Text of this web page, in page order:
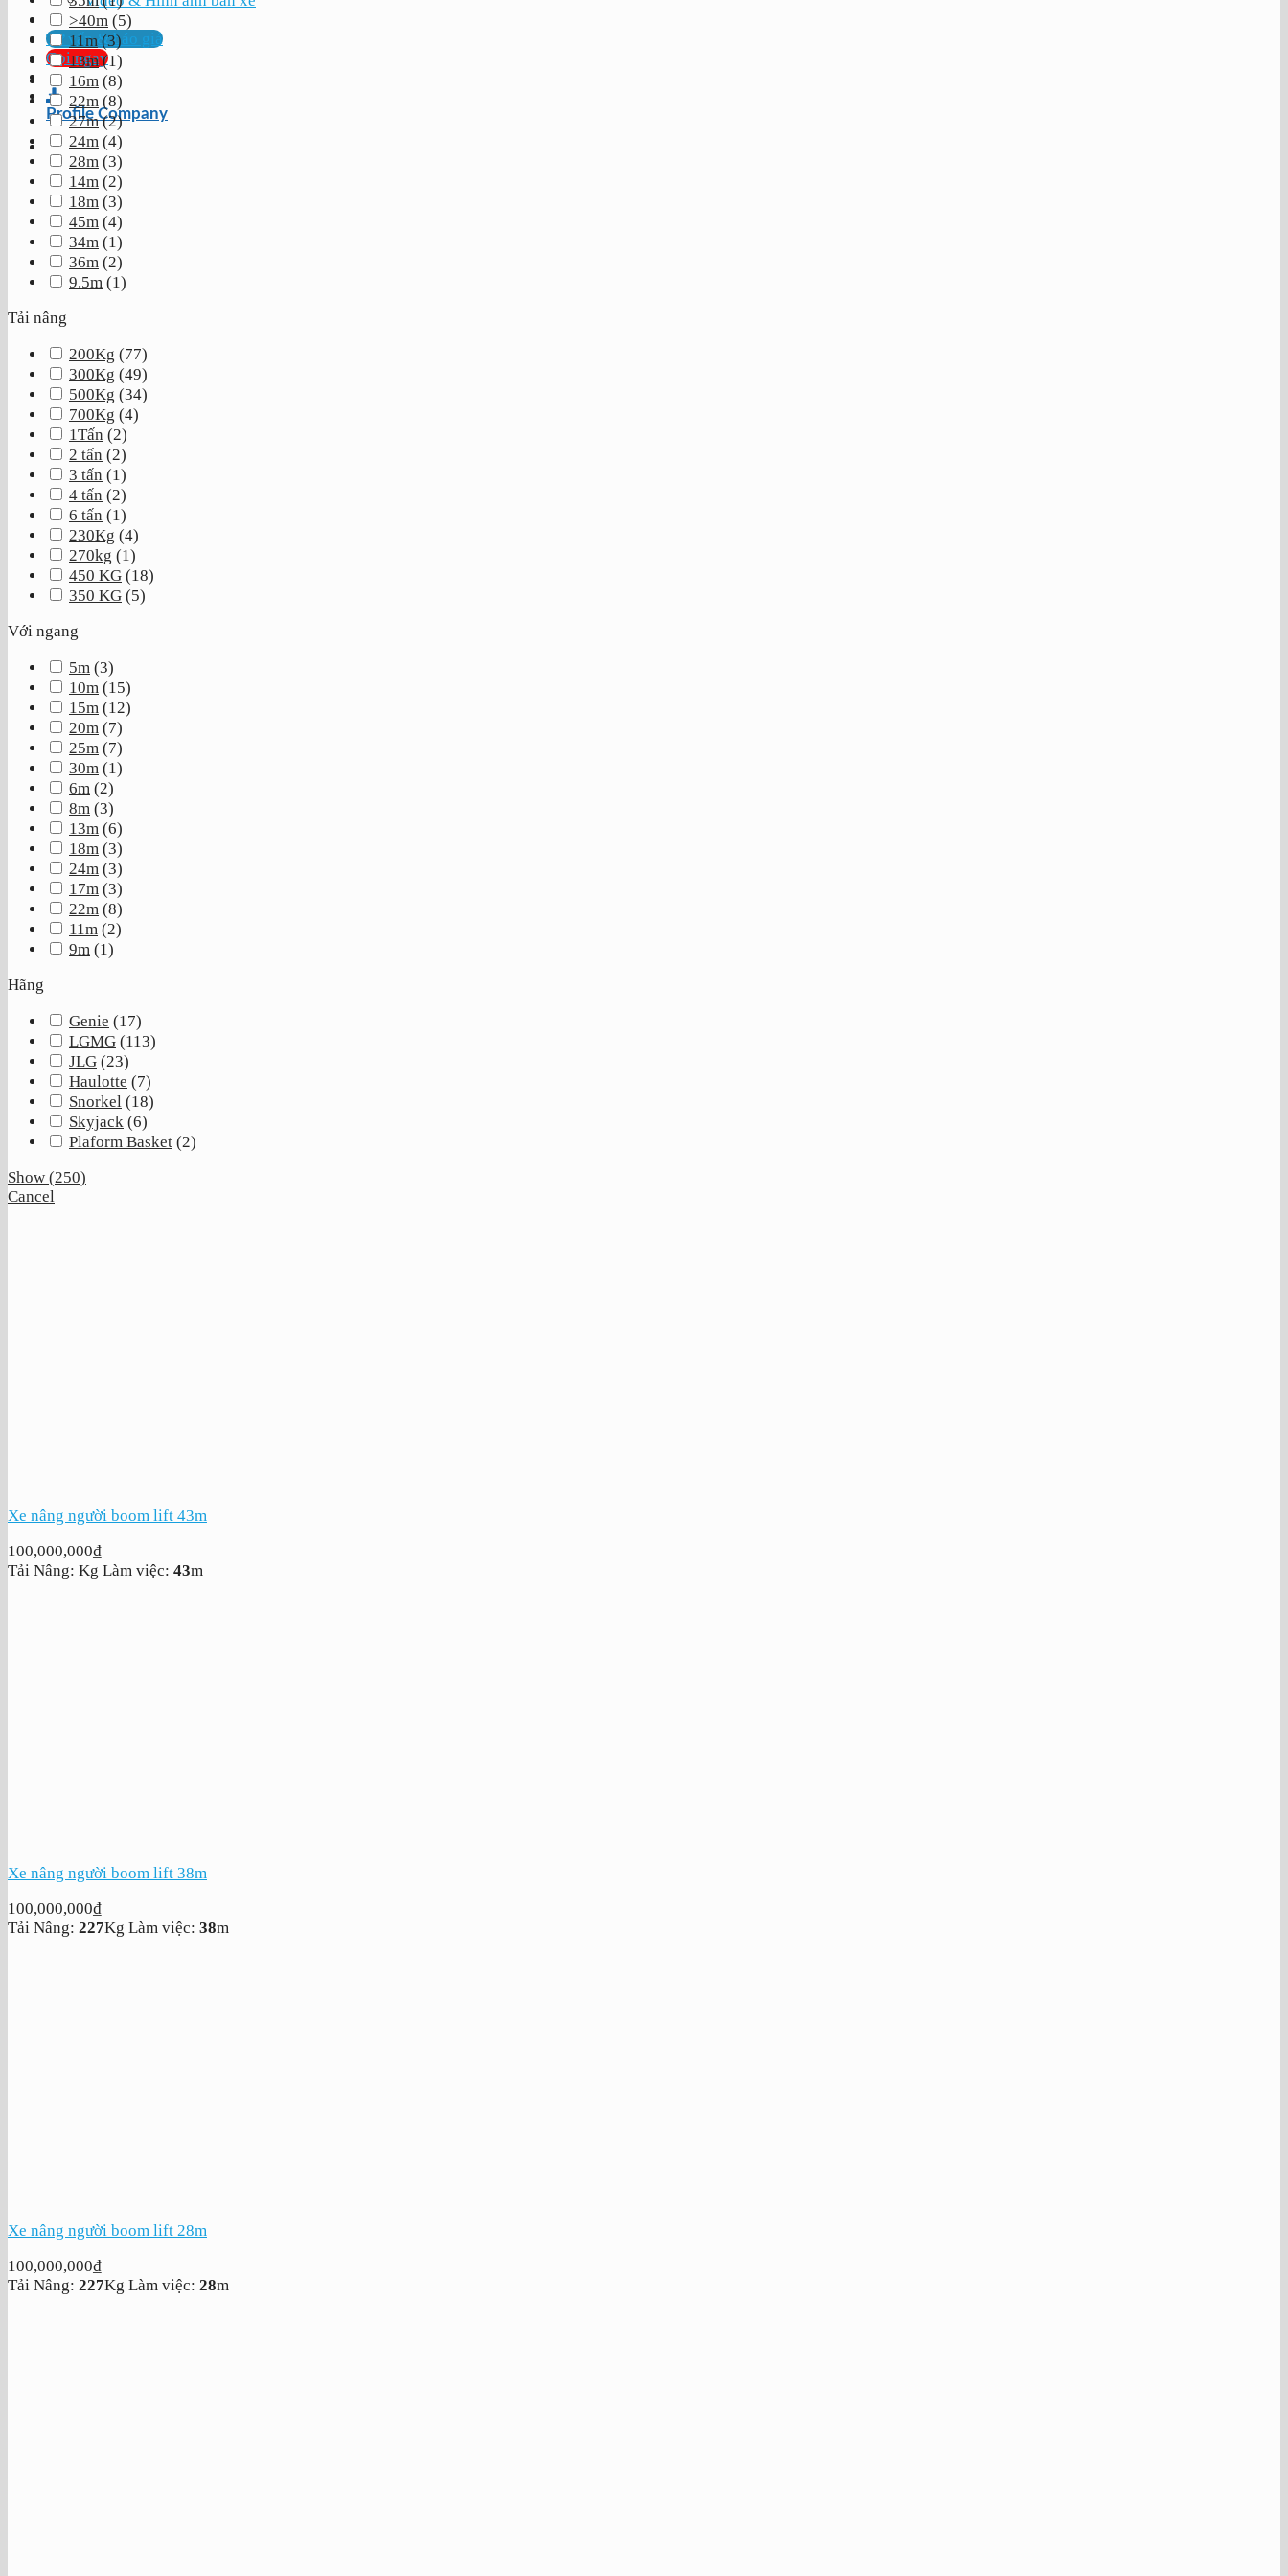
Tư vấn & báo giá
Gọi ngay
Profile Company
>40m (5)
11m (3)
13m (1)
16m (8)
22m (8)
27m (2)
24m (4)
28m (3)
14m (2)
18m (3)
45m (4)
34m (1)
36m (2)
9.5m (1)
Tải nâng
200Kg (77)
300Kg (49)
500Kg (34)
700Kg (4)
1Tấn (2)
2 tấn (2)
3 tấn (1)
4 tấn (2)
6 tấn (1)
230Kg (4)
270kg (1)
450 KG (18)
350 KG (5)
Với ngang
5m (3)
10m (15)
15m (12)
20m (7)
25m (7)
30m (1)
6m (2)
8m (3)
13m (6)
18m (3)
24m (3)
17m (3)
22m (8)
11m (2)
9m (1)
Hãng
Genie (17)
LGMG (113)
JLG (23)
Haulotte (7)
Snorkel (18)
Skyjack (6)
Plaform Basket (2)
Show (250)
Cancel
Xe nâng người boom lift 43m
100,000,000₫
Tải Nâng: Kg Làm việc: 43m
Xe nâng người boom lift 38m
100,000,000₫
Tải Nâng: 227Kg Làm việc: 38m
Xe nâng người boom lift 28m
100,000,000₫
Tải Nâng: 227Kg Làm việc: 28m